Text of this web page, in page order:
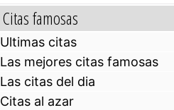
Citas famosas
Ultimas citas
Las mejores citas famosas
Las citas del dia
Citas al azar